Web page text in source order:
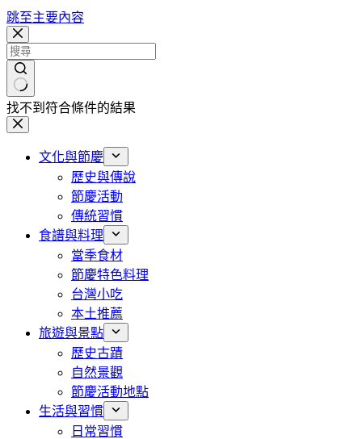
跳至主要內容
找不到符合條件的結果
文化與節慶
歷史與傳說
節慶活動
傳統習慣
食譜與料理
當季食材
節慶特色料理
台灣小吃
本土推薦
旅遊與景點
歷史古蹟
自然景觀
節慶活動地點
生活與習慣
日常習慣